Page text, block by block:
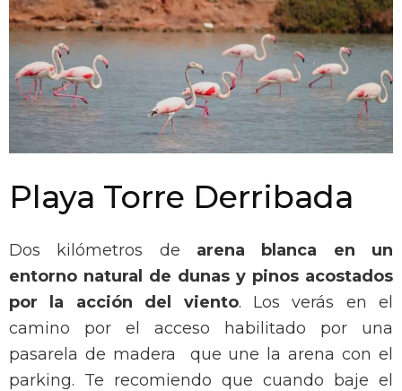
Playa Torre Derribada
Dos kilómetros de arena blanca en un
entorno natural de dunas y pinos acostados
por la acción del viento. Los verás en el
camino por el acceso habilitado por una
pasarela de madera
que une la arena con el
parking. Te recomiendo que cuando baje el